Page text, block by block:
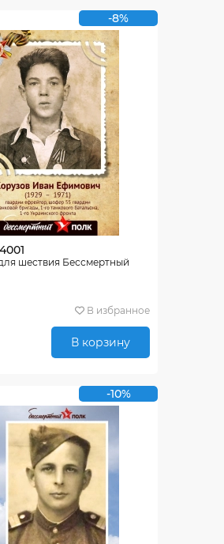
-8%
шествия Бессмертный
В избранное
В корзину
-10%